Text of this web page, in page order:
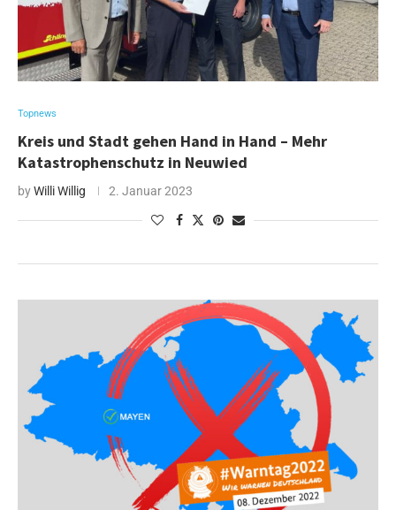
Topnews
Kreis und Stadt gehen Hand in Hand – Mehr
Katastrophenschutz in Neuwied
byWilli Willig 2. Januar 2023